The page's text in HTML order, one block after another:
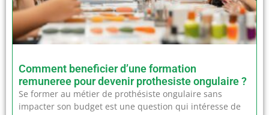
Comment beneficier d’une formation
remuneree pour devenir prothesiste ongulaire ?
Se former au métier de prothésiste ongulaire sans
impacter son budget est une question qui intéresse de